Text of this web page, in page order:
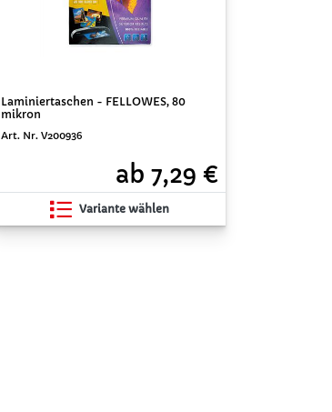
Laminiertaschen - FELLOWES, 80
mikron
Art. Nr. V200936
ab 7,29 €
Variante wählen